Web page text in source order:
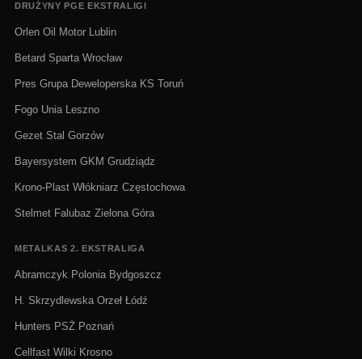
DRUŻYNY PGE EKSTRALIGI
Orlen Oil Motor Lublin
Betard Sparta Wrocław
Pres Grupa Deweloperska KS Toruń
Fogo Unia Leszno
Gezet Stal Gorzów
Bayersystem GKM Grudziądz
Krono-Plast Włókniarz Częstochowa
Stelmet Falubaz Zielona Góra
METALKAS 2. EKSTRALIGA
Abramczyk Polonia Bydgoszcz
H. Skrzydlewska Orzeł Łódź
Hunters PSŻ Poznań
Cellfast Wilki Krosno